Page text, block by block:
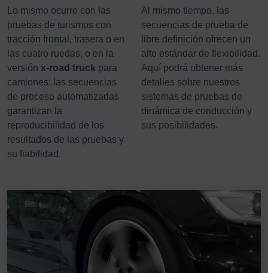
Lo mismo ocurre con las
pruebas de turismos con
tracción frontal, trasera o en
las cuatro ruedas, o en la
versión x-road truck para
camiones: las secuencias
de proceso automatizadas
garantizan la
reproducibilidad de los
resultados de las pruebas y
su fiabilidad.
Al mismo tiempo, las
secuencias de prueba de
libre definición ofrecen un
alto estándar de flexibilidad.
Aquí podrá obtener más
detalles sobre nuestros
sistemas de pruebas de
dinámica de conducción y
sus posibilidades.